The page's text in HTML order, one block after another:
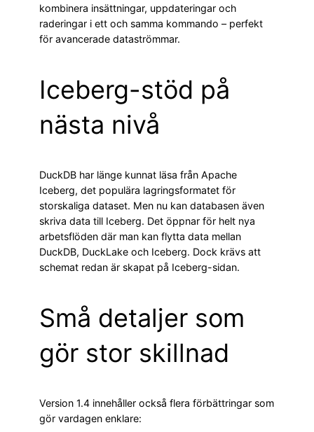
kombinera insättningar, uppdateringar och
raderingar i ett och samma kommando – perfekt
för avancerade dataströmmar.
Iceberg-stöd på
nästa nivå
DuckDB har länge kunnat läsa från Apache
Iceberg, det populära lagringsformatet för
storskaliga dataset. Men nu kan databasen även
skriva data till Iceberg. Det öppnar för helt nya
arbetsflöden där man kan flytta data mellan
DuckDB, DuckLake och Iceberg. Dock krävs att
schemat redan är skapat på Iceberg-sidan.
Små detaljer som
gör stor skillnad
Version 1.4 innehåller också flera förbättringar som
gör vardagen enklare: